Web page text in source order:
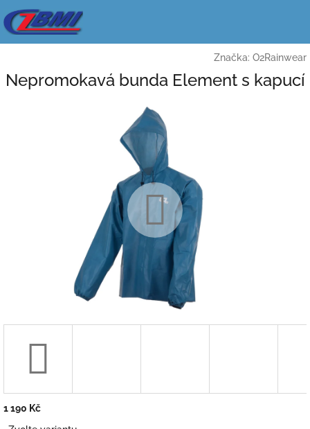
na
obsah
Značka: O2Rainwear
Nepromokavá bunda Element s kapucí
1 190 Kč